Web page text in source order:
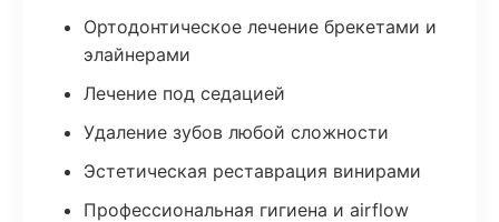
Ортодонтическое лечение брекетами и
элайнерами
Лечение под седацией
Удаление зубов любой сложности
Эстетическая реставрация винирами
Профессиональная гигиена и airflow